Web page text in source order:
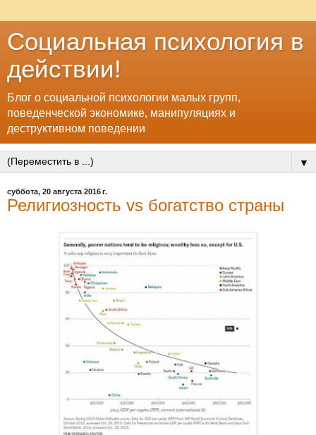
Социальная психология в
действии!
Блог о социальной психологии малых групп,
поведенческой экономике, манипуляциях и
деструктивном поведении
▼
суббота, 20 августа 2016 г.
Религиозность vs богатство страны